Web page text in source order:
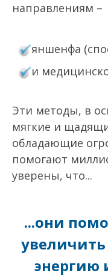
направлениям –
яншенфа
и
Эти методы, в
мягкие и
обладающие
помогают
уверены, что...
...они
энергию